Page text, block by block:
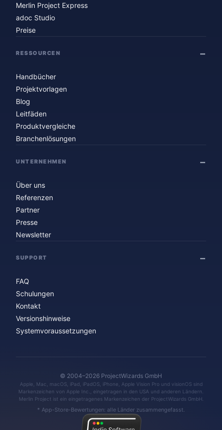
Merlin Project Express
adoc Studio
Preise
RESSOURCEN
Handbücher
Projektvorlagen
Blog
Leitfäden
Produktvergleiche
Branchenlösungen
UNTERNEHMEN
Über uns
Referenzen
Partner
Presse
Newsletter
SUPPORT
FAQ
Schulungen
Kontakt
Versionshinweise
Systemvoraussetzungen
© 2004–2026 ProjectWizards GmbH
Apple, Mac, macOS, iPad, iPadOS, iPhone, Apple Vision Pro und visionOS sind
Markenzeichen von Apple Inc., eingetragen in den USA und anderen Ländern.
Merlin Project ist ein eingetragenes Markenzeichen der ProjectWizards GmbH.
* App-Store-Bewertungen: alle Länder zusammengefasst.